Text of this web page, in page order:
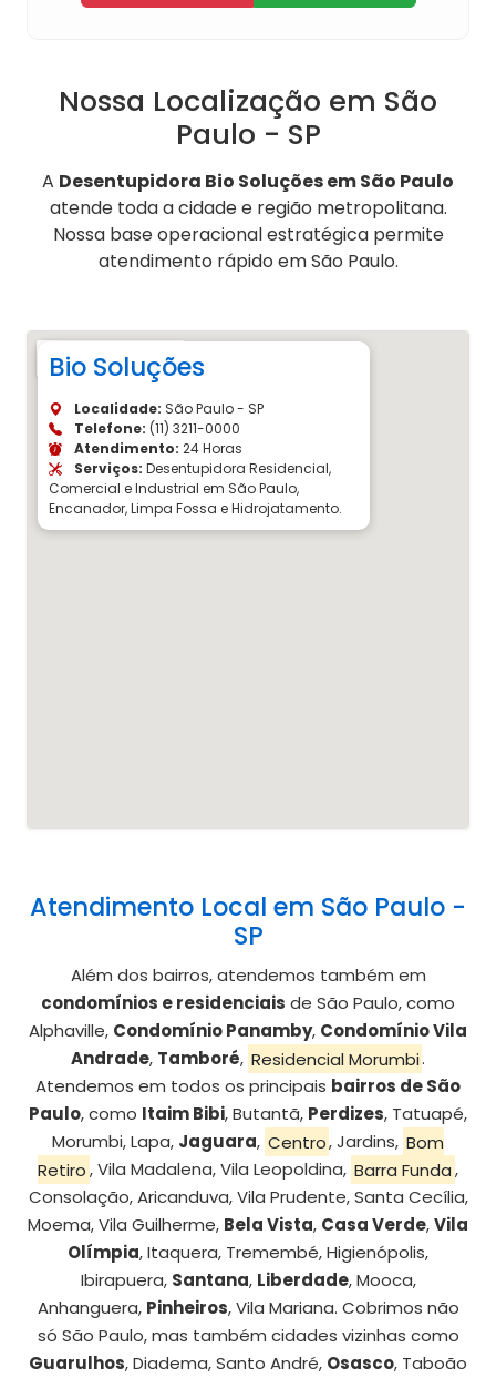
Nossa Localização em São
Paulo - SP
A Desentupidora Bio Soluções em São Paulo
atende toda a cidade e região metropolitana.
Nossa base operacional estratégica permite
atendimento rápido em São Paulo.
Bio Soluções
Localidade: São Paulo - SP
Telefone: (11) 3211-0000
Atendimento: 24 Horas
Serviços: Desentupidora Residencial,
Comercial e Industrial em São Paulo,
Encanador, Limpa Fossa e Hidrojatamento.
Atendimento Local em São Paulo -
SP
Além dos bairros, atendemos também em
condomínios e residenciais de São Paulo, como
Alphaville, Condomínio Panamby, Condomínio Vila
Andrade, Tamboré, Residencial Morumbi.
Atendemos em todos os principais bairros de São
Paulo, como Itaim Bibi, Butantã, Perdizes, Tatuapé,
Morumbi, Lapa, Jaguara, Centro, Jardins, Bom
Retiro, Vila Madalena, Vila Leopoldina, Barra Funda,
Consolação, Aricanduva, Vila Prudente, Santa Cecília,
Moema, Vila Guilherme, Bela Vista, Casa Verde,Vila
Olímpia, Itaquera, Tremembé, Higienópolis,
Ibirapuera, Santana, Liberdade, Mooca,
Anhanguera, Pinheiros, Vila Mariana. Cobrimos não
só São Paulo, mas também cidades vizinhas como
Guarulhos, Diadema, Santo André, Osasco, Taboão